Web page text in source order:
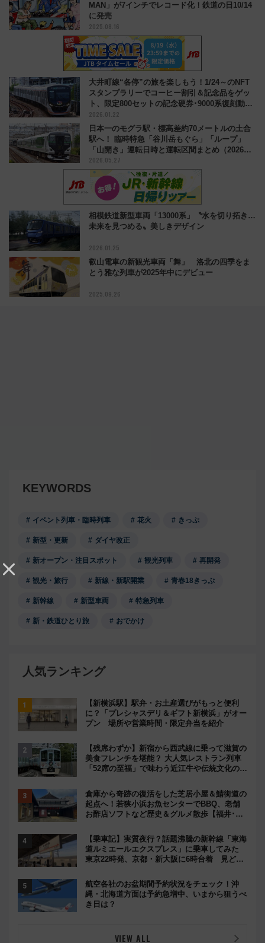
MAN」が7インチでレコード化！鉄道の日10/14
に発売
2025.08.16
大井町線“各停”の旅を楽しもう！1/24～のNFT
スタンプラリーでコーヒー割引＆記念品をゲッ
ト、限定800セットの記念硬券･9000系復刻動画
特典も
2026.01.22
日本一のモグラ駅・標高差約70メートルの土合
駅へ！ 臨時特急「谷川岳もぐら」「ループ」
「山開き」運転日時と運転区間まとめ（2026年
夏）
2026.05.27
相模鉄道新型車両「13000系」〝水を切り拓き…
未来を見つめる〟美しきデザイン
2026.01.25
叡山電車の新観光車両「舞」 洛北の四季をま
とう雅な列車が2025年中にデビュー
2025.09.26
KEYWORDS
イベント列車・臨時列車 花火 きっぷ
新型・更新 ダイヤ改正
新オープン・注目スポット 観光列車 再開発
観光・旅行 新線・新駅開業 青春18きっぷ
新幹線 新型車両 特急列車
新・鉄道ひとり旅 おでかけ
人気ランキング
【新横浜駅】駅弁・お土産選びがもっと便利
に？「プレシャスデリ＆ギフト新横浜」がオー
プン 場所や営業時間・限定弁当を紹介
【残席わずか】新宿から西武線に乗って滋賀の
美食フレンチを堪能？ 大人気レストラン列車
「52席の至福」で味わう近江牛や伝統文化の特
倉庫から奇跡の復活をした芝居小屋＆鯖街道の
起点へ！若狭小浜お魚センターでBBQ、老舗
お酢店ソフトなど歴史＆グルメ散歩【福井･小
【乗車記】実質夜行？話題沸騰の新幹線「東海
道ルミエールエクスプレス」に乗車してみた
東京22時発、京都・新大阪に6時台着 見どこ
航空各社のお盆期間予約状況をチェック！沖
縄・北海道方面は予約急増中、いまから狙うべ
き日は？
VIEW ALL